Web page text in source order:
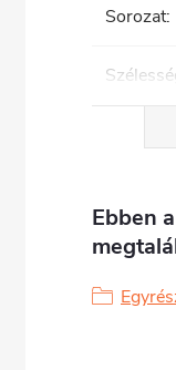
Sorozat:
Ebben